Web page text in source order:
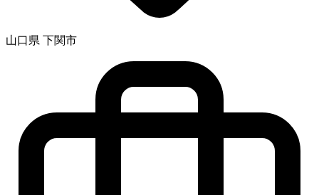
山口県 下関市